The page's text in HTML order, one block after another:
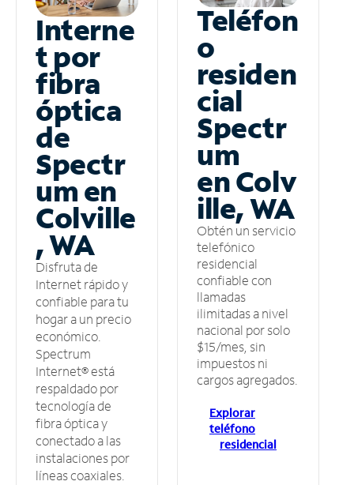
Interne
t por
fibra
óptica
de
Spectr
um en
Colville
, WA
Disfruta de
Internet rápido y
confiable para tu
hogar a un precio
económico.
Spectrum
Internet® está
respaldado por
tecnología de
fibra óptica y
conectado a las
instalaciones por
líneas coaxiales.
Teléfon
o
residen
cial
Spectr
um
en Colv
ille, WA
Obtén un servicio
telefónico
residencial
confiable con
llamadas
ilimitadas a nivel
nacional por solo
$15/mes, sin
impuestos ni
cargos agregados.
Explorar
teléfono
residencial